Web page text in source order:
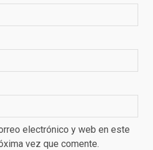
electrónico y web en este
vez que comente.